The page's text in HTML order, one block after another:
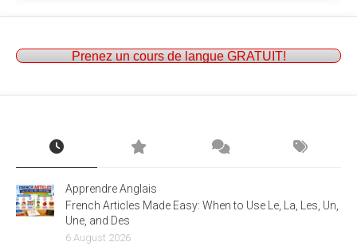
Prenez un cours de langue GRATUIT!
Apprendre Anglais
French Articles Made Easy: When to Use Le, La, Les, Un,
Une, and Des
6 August 2026